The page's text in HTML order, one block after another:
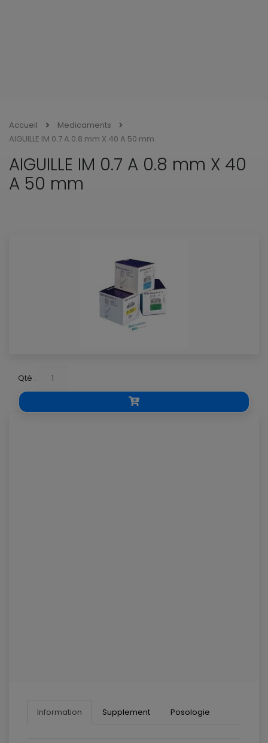
Accueil
Medicaments
AIGUILLE IM 0.7 A 0.8 mm X 40 A 50 mm
AIGUILLE IM 0.7 A 0.8 mm X 40
A 50 mm
Qté :
Information Supplement Posologie